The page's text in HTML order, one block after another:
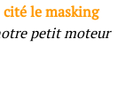
le masking
petit moteur